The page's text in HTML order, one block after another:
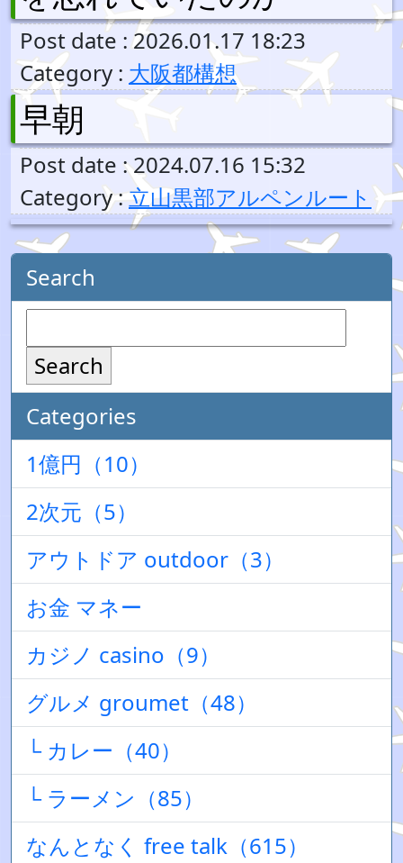
Post date : 2026.01.17 18:23
Category : 大阪都構想
早朝
Post date : 2024.07.16 15:32
Category : 立山黒部アルペンルート
Search
Search
Categories
1億円（10）
2次元（5）
アウトドア outdoor（3）
お金 マネー
カジノ casino（9）
グルメ groumet（48）
└ カレー（40）
└ ラーメン（85）
なんとなく free talk（615）